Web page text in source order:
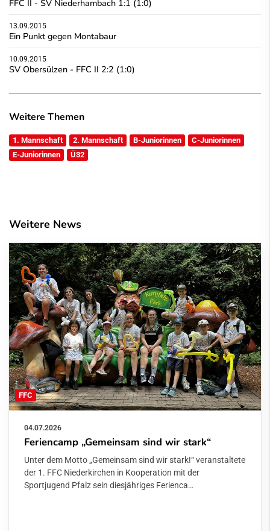
FFC II - SV Niederhambach 1:1 (1:0)
13.09.2015
Ein Punkt gegen Montabaur
10.09.2015
SV Obersülzen - FFC II 2:2 (1:0)
Weitere Themen
1. Mannschaft 2. Mannschaft B-Juniorinnen
C-Juniorinnen
E-Juniorinnen
Ü32
Weitere News
FFC
04.07.2026
Feriencamp „Gemeinsam sind wir stark“
Unter dem Motto „Gemeinsam sind wir stark!“ veranstaltete
der 1. FFC Niederkirchen in Kooperation mit der
Sportjugend Pfalz sein diesjähriges Ferienca…